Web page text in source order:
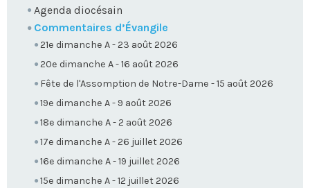
Agenda diocésain
Commentaires d’Évangile
21e dimanche A - 23 août 2026
20e dimanche A - 16 août 2026
Fête de l'Assomption de Notre-Dame - 15 août 2026
19e dimanche A - 9 août 2026
18e dimanche A - 2 août 2026
17e dimanche A - 26 juillet 2026
16e dimanche A - 19 juillet 2026
15e dimanche A - 12 juillet 2026